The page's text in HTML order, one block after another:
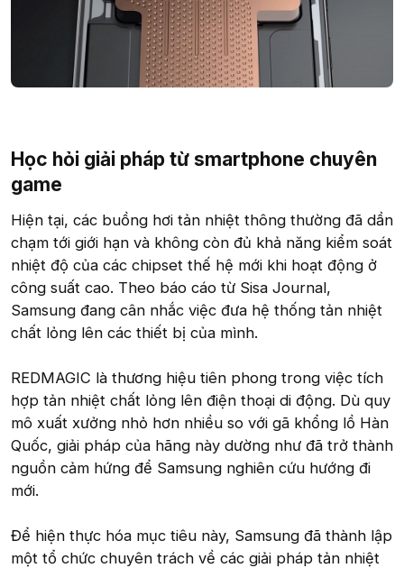
Học hỏi giải pháp từ smartphone chuyên
game​
Hiện tại, các buồng hơi tản nhiệt thông thường đã dần
chạm tới giới hạn và không còn đủ khả năng kiểm soát
nhiệt độ của các chipset thế hệ mới khi hoạt động ở
công suất cao. Theo báo cáo từ Sisa Journal,
Samsung đang cân nhắc việc đưa hệ thống tản nhiệt
chất lỏng lên các thiết bị của mình.
REDMAGIC là thương hiệu tiên phong trong việc tích
hợp tản nhiệt chất lỏng lên điện thoại di động. Dù quy
mô xuất xưởng nhỏ hơn nhiều so với gã khổng lồ Hàn
Quốc, giải pháp của hãng này dường như đã trở thành
nguồn cảm hứng để Samsung nghiên cứu hướng đi
mới.
Để hiện thực hóa mục tiêu này, Samsung đã thành lập
một tổ chức chuyên trách về các giải pháp tản nhiệt